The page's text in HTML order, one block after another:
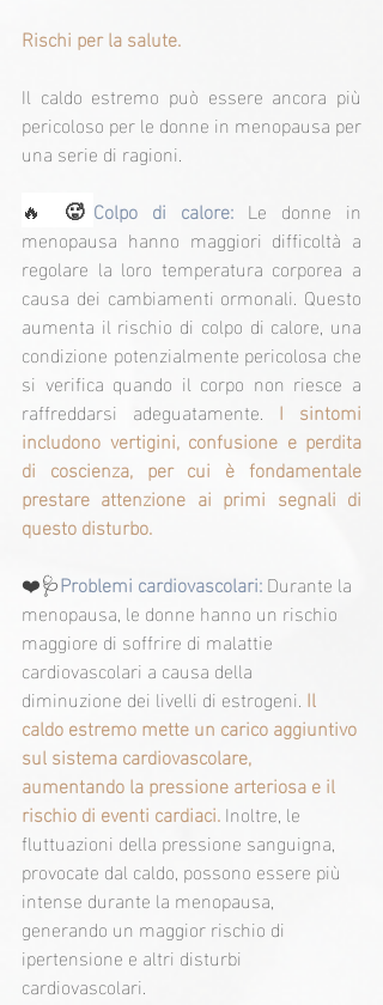
Rischi per la salute.
Il caldo estremo può essere ancora più
pericoloso per le donne in menopausa per
una serie di ragioni.
🔥 🥵 Colpo di calore: Le donne in
menopausa hanno maggiori difficoltà a
regolare la loro temperatura corporea a
causa dei cambiamenti ormonali. Questo
aumenta il rischio di colpo di calore, una
condizione potenzialmente pericolosa che
si verifica quando il corpo non riesce a
raffreddarsi adeguatamente. I sintomi
includono vertigini, confusione e perdita
di coscienza, per cui è fondamentale
prestare attenzione ai primi segnali di
questo disturbo.
❤️🩺Problemi cardiovascolari: Durante la
menopausa, le donne hanno un rischio
maggiore di soffrire di malattie
cardiovascolari a causa della
diminuzione dei livelli di estrogeni. Il
caldo estremo mette un carico aggiuntivo
sul sistema cardiovascolare,
aumentando la pressione arteriosa e il
rischio di eventi cardiaci.Inoltre, le
fluttuazioni della pressione sanguigna,
provocate dal caldo, possono essere più
intense durante la menopausa,
generando un maggior rischio di
ipertensione e altri disturbi
cardiovascolari.